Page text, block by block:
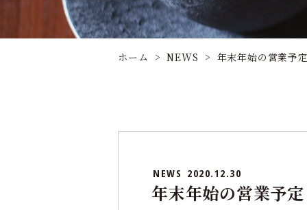
ホーム NEWS 年末年始の営業予
NEWS 2020.12.30
年末年始の営業予定